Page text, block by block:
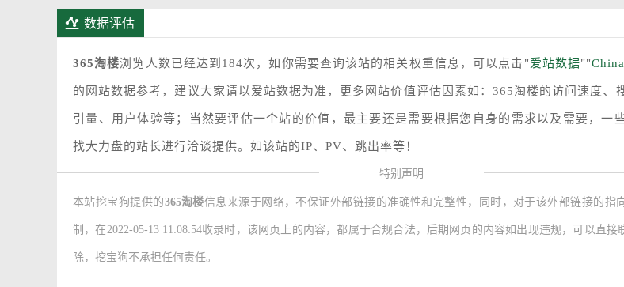
数据评估
365淘楼浏览人数已经达到184次，如你需要查询该站的相关权重信息，可以点击"爱站数据""
的网站数据参考，建议大家请以爱站数据为准，更多网站价值评估因素如：365淘楼的访问速度、
引量、用户体验等；当然要评估一个站的价值，最主要还是需要根据您自身的需求以及需要，一
找大力盘的站长进行洽谈提供。如该站的IP、PV、跳出率等！
特别声明
本站挖宝狗提供的365淘楼信息来源于网络，不保证外部链接的准确性和完整性，同时，对于该外部链接的指
制，在2022-05-13 11:08:54收录时，该网页上的内容，都属于合规合法，后期网页的内容如出现违规，可以直接
除，挖宝狗不承担任何责任。